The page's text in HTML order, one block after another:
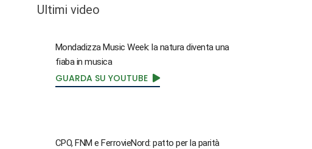
Ultimi video
Mondadizza Music Week: la natura diventa una
fiaba in musica
GUARDA SU YOUTUBE
CPO, FNM e FerrovieNord: patto per la parità